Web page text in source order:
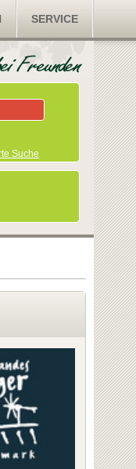
SERVICE
Suche